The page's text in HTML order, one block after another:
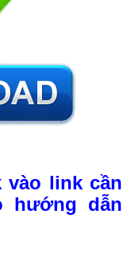
vào link cần
hướng dẫn